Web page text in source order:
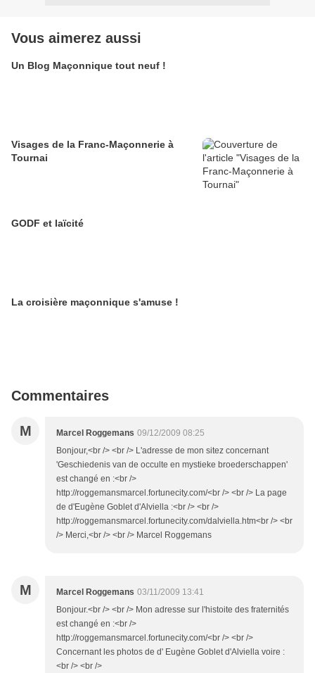
Vous aimerez aussi
Un Blog Maçonnique tout neuf !
Visages de la Franc-Maçonnerie à
Tournai
GODF et laïcité
La croisière maçonnique s'amuse !
Commentaires
M Marcel Roggemans 09/12/2009 08:25
Bonjour,<br /> <br /> L'adresse de mon sitez concernant
'Geschiedenis van de occulte en mystieke broederschappen'
est changé en :<br />
http://roggemansmarcel.fortunecity.com/<br /> <br /> La page
de d'Eugène Goblet d'Alviella :<br /> <br />
http://roggemansmarcel.fortunecity.com/dalviella.htm<br /> <br
/> Merci,<br /> <br /> Marcel Roggemans
M Marcel Roggemans 03/11/2009 13:41
Bonjour.<br /> <br /> Mon adresse sur l'histoite des fraternités
est changé en :<br />
http://roggemansmarcel.fortunecity.com/<br /> <br />
Concernant les photos de d' Eugène Goblet d'Alviella voire :
<br /> <br />